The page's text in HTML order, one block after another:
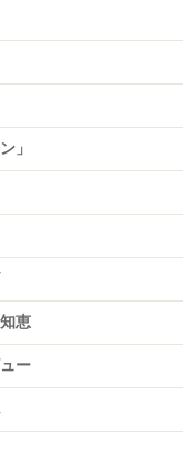
」
恵
ー